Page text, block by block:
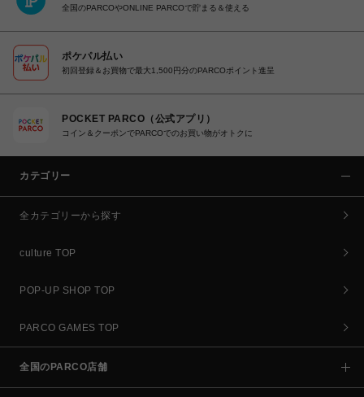
全国のPARCOやONLINE PARCOで貯まる＆使える
ポケパル払い
初回登録＆お買物で最大1,500円分のPARCOポイント進呈
POCKET PARCO（公式アプリ）
コイン＆クーポンでPARCOでのお買い物がオトクに
カテゴリー
全カテゴリーから探す
culture TOP
POP-UP SHOP TOP
PARCO GAMES TOP
全国のPARCO店舗